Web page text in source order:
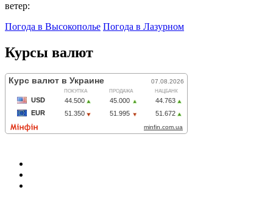
ветер:
Погода в Высокополье Погода в Лазурном
Курсы валют